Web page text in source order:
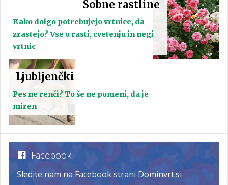
Sobne rastline
Kako dolgo potrebujejo vrtnice, da
zrastejo? Vse o rasti, cvetenju in negi
vrtnic
Ljubljenčki
Pes ne renči? To še ne pomeni, da je
miren
Facebook
Sledite nam na Facebook strani Dominvrt.si